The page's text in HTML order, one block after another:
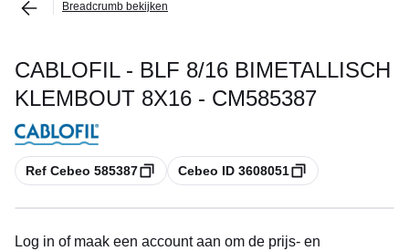
Breadcrumb bekijken
CABLOFIL - BLF 8/16 BIMETALLISCH
KLEMBOUT 8X16 - CM585387
Kopiëren
Ref Cebeo 585387 Kopiëren
Cebeo ID 3608051
Log in of maak een account aan om de prijs- en